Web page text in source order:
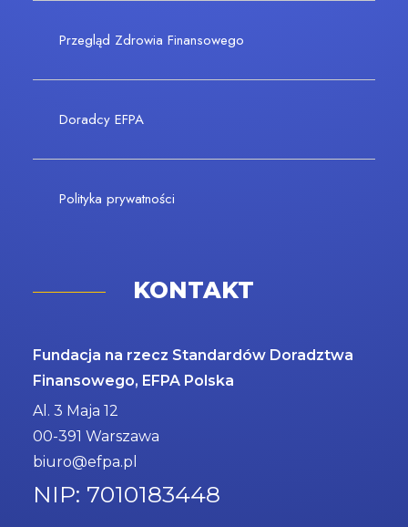
Przegląd Zdrowia Finansowego
Doradcy EFPA
Polityka prywatności
KONTAKT
Fundacja na rzecz Standardów Doradztwa
Finansowego, EFPA Polska
Al. 3 Maja 12
00-391 Warszawa
biuro@efpa.pl
NIP: 7010183448